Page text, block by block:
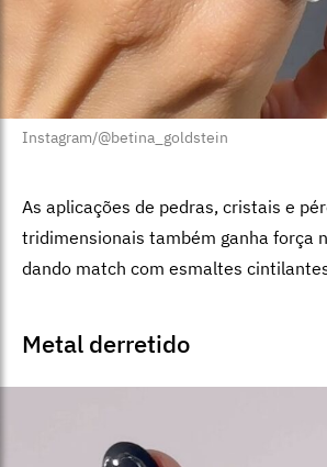
Instagram/@betina_goldstein
As aplicações de pedras, cristais e
tridimensionais também ganha força
dando match com esmaltes
Metal derretido